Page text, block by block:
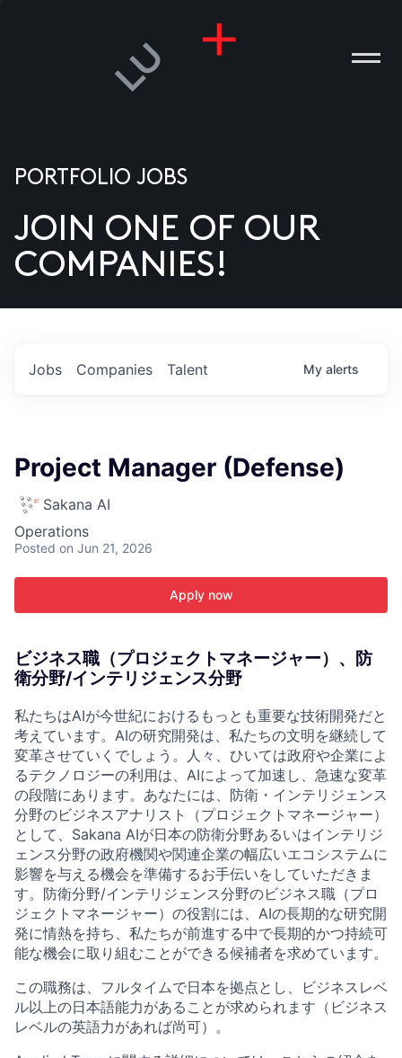
US
PORTFOLIO JOBS
JOIN ONE OF OUR
COMPANIES!
Jobs Companies Talent My alerts
Project Manager (Defense)
Sakana AI
Operations
Posted on Jun 21, 2026
Apply now
ビジネス職（プロジェクトマネージャー）、防
衛分野/インテリジェンス分野
私たちはAIが今世紀におけるもっとも重要な技術開発だと
考えています。AIの研究開発は、私たちの文明を継続して
変革させていくでしょう。人々、ひいては政府や企業によ
るテクノロジーの利用は、AIによって加速し、急速な変革
の段階にあります。あなたには、防衛・インテリジェンス
分野のビジネスアナリスト（プロジェクトマネージャー）
として、Sakana AIが日本の防衛分野あるいはインテリジ
ェンス分野の政府機関や関連企業の幅広いエコシステムに
影響を与える機会を準備するお手伝いをしていただきま
す。防衛分野/インテリジェンス分野のビジネス職（プロ
ジェクトマネージャー）の役割には、AIの長期的な研究開
発に情熱を持ち、私たちが前進する中で長期的かつ持続可
能な機会に取り組むことができる候補者を求めています。
この職務は、フルタイムで日本を拠点とし、ビジネスレベ
ル以上の日本語能力があることが求められます（ビジネス
レベルの英語力があれば尚可）。